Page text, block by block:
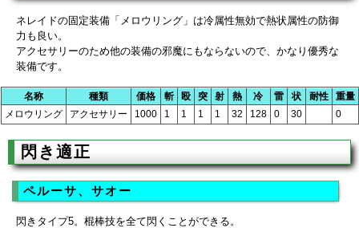
ネレイドの固定装備「メロウリング」は冷属性無効で熱状属性の防御
力も良い。
アクセサリーのため他の装備の邪魔にもならないので、かなり優秀な
装備です。
名称 種類 価格 斬 殴 突 射 熱 冷 雷 状 耐性
重量
メロウリング
アクセサリー 1000 1 1 1 1 32 128 0 30 0
閃き適正
ペルーサ、サオー
閃きタイプ5。棍棒技を全て閃くことができる。